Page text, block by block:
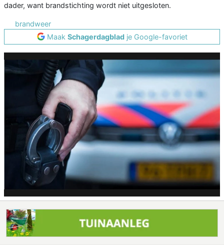
dader, want brandstichting wordt niet uitgesloten.
brandweer
Maak Schagerdagbladje Google-favoriet